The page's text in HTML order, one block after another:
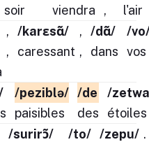
soir
viendra
,
l'air
,
,
/karɛsɑ̃/
caressant
,
,
/dɑ̃/
dans
/
vos
/peziblə/
paisibles
/de
des
/
étoiles
/surirɔ̃/
/to/ /zepu/ .